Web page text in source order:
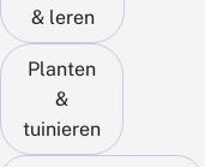
& leren
Planten
&
tuinieren